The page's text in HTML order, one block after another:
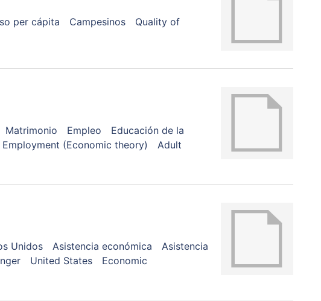
per cápita Campesinos
Quality of
Matrimonio Empleo
Educación de la
Employment (Economic theory)
Adult
Unidos Asistencia económica
Asistencia
United States
Economic